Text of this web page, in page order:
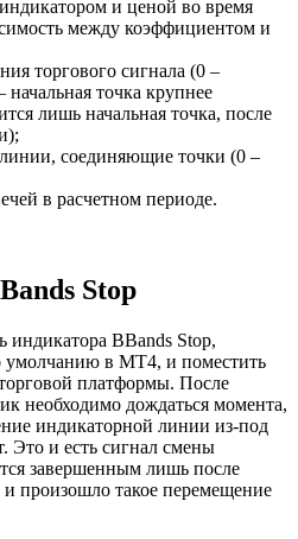
и ценой во время
между коэффициентом и
торгового сигнала (0 –
точка крупнее
лишь начальная точка, после
соединяющие точки (0 –
в расчетном периоде.
Stop
индикатора BBands Stop,
умолчанию в MT4, и поместить
платформы. После
необходимо дождаться момента,
индикаторной линии из-под
Это и есть сигнал смены
завершенным лишь после
и произошло такое перемещение